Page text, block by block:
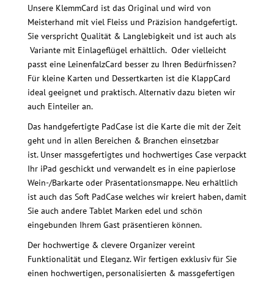
Unsere KlemmCard ist das Original und wird von
Meisterhand mit viel Fleiss und Präzision handgefertigt.
Sie verspricht Qualität & Langlebigkeit und ist auch als
Variante mit Einlageflügel erhältlich. Oder vielleicht
passt eine LeinenfalzCard besser zu Ihren Bedürfnissen?
Für kleine Karten und Dessertkarten ist die KlappCard
ideal geeignet und praktisch. Alternativ dazu bieten wir
auch Einteiler an.
Das handgefertigte PadCase ist die Karte die mit der Zeit
geht und in allen Bereichen & Branchen einsetzbar
ist. Unser massgefertigtes und hochwertiges Case verpackt
Ihr iPad geschickt und verwandelt es in eine papierlose
Wein-/Barkarte oder Präsentationsmappe. Neu erhältlich
ist auch das Soft PadCase welches wir kreiert haben, damit
Sie auch andere Tablet Marken edel und schön
eingebunden Ihrem Gast präsentieren können.
Der hochwertige & clevere Organizer vereint
Funktionalität und Eleganz. Wir fertigen exklusiv für Sie
einen hochwertigen, personalisierten & massgefertigen